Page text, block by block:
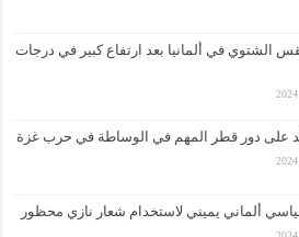
الشتوي في ألمانيا بعد ارتفاع كبير في درجات
على دور قطر المهم في الوساطة في حرب غزة
ألماني يميني لاستخدام شعار نازي محظور